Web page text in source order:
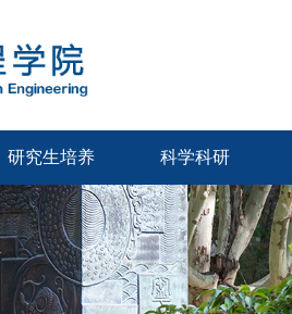
研究生培养 科学科研